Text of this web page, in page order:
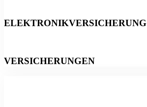
ELEKTRONIKVERSICHERUNG
VERSICHERUNGEN